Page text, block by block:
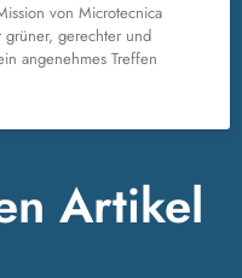
von Microtecnica
grüner, gerechter und
angenehmes Treffen
Artikel